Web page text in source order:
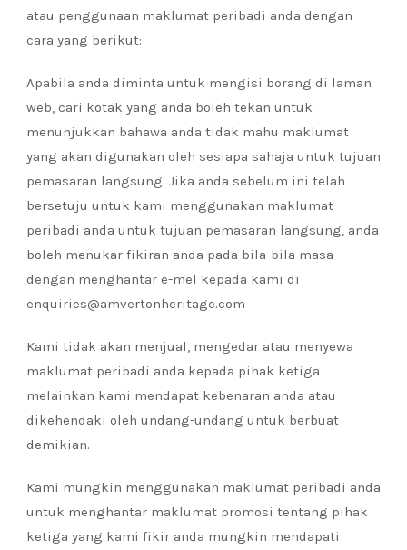
atau penggunaan maklumat peribadi anda dengan
cara yang berikut:
Apabila anda diminta untuk mengisi borang di laman
web, cari kotak yang anda boleh tekan untuk
menunjukkan bahawa anda tidak mahu maklumat
yang akan digunakan oleh sesiapa sahaja untuk tujuan
pemasaran langsung. Jika anda sebelum ini telah
bersetuju untuk kami menggunakan maklumat
peribadi anda untuk tujuan pemasaran langsung, anda
boleh menukar fikiran anda pada bila-bila masa
dengan menghantar e-mel kepada kami di
enquiries@amvertonheritage.com
Kami tidak akan menjual, mengedar atau menyewa
maklumat peribadi anda kepada pihak ketiga
melainkan kami mendapat kebenaran anda atau
dikehendaki oleh undang-undang untuk berbuat
demikian.
Kami mungkin menggunakan maklumat peribadi anda
untuk menghantar maklumat promosi tentang pihak
ketiga yang kami fikir anda mungkin mendapati